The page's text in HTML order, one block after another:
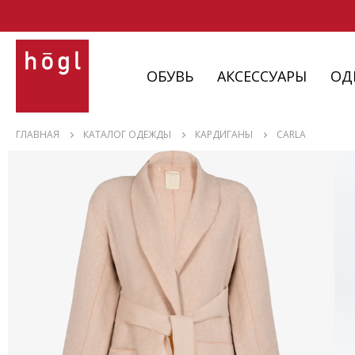
ОБУВЬ АКСЕССУАРЫ
АКСЕССУАРЫ
ОДЕЖДА
ИЗДЕЛИЯ
С НЮАНСАМИ
ГЛАВНАЯ КАТАЛОГ ОДЕЖДЫ КАРДИГАНЫ CARLA